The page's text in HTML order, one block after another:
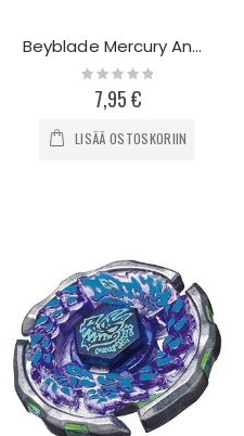
Beyblade Mercury Anubius
Rating:
0%7,95 €
LISÄÄ OSTOSKORIIN